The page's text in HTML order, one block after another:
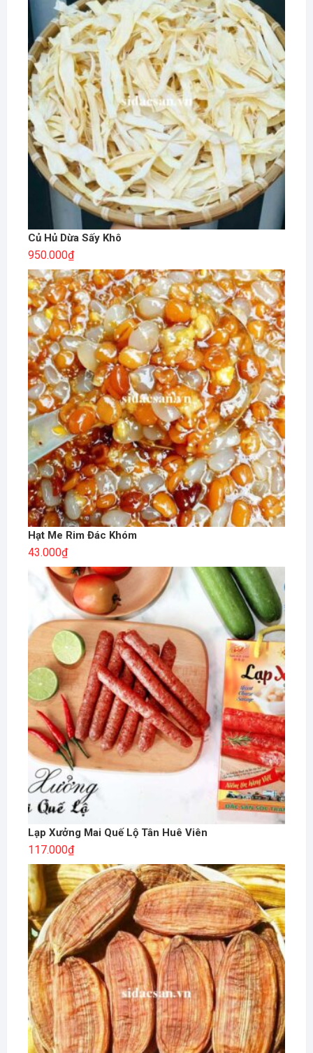
Củ Hủ Dừa Sấy Khô
950.000₫
Hạt Me Rim Đác Khóm
43.000₫
Lạp Xưởng Mai Quế Lộ Tân Huê Viên
117.000₫